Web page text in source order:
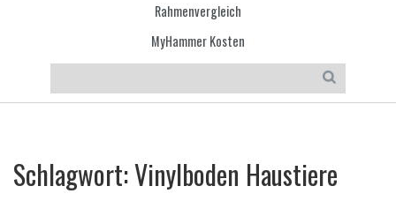
Rahmenvergleich
MyHammer Kosten
Schlagwort: Vinylboden Haustiere